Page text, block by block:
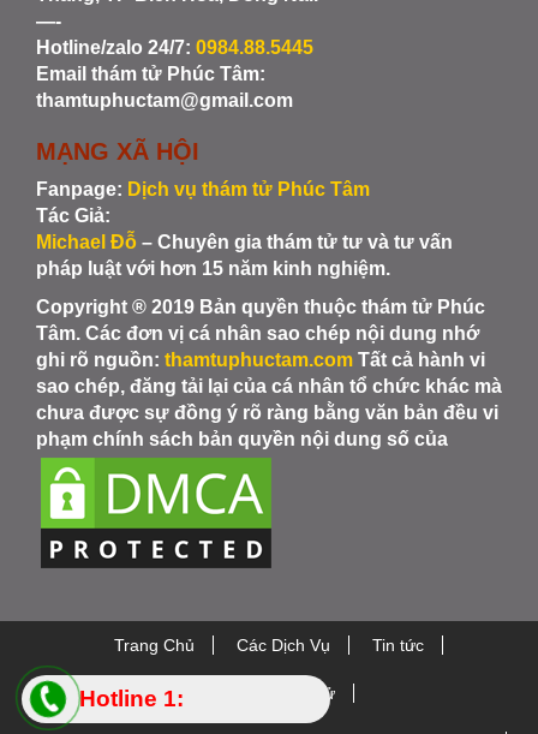
—-
Hotline/zalo 24/7: 0984.88.5445
Email thám tử Phúc Tâm:
thamtuphuctam@gmail.com
MẠNG XÃ HỘI
Fanpage: Dịch vụ thám tử Phúc Tâm
Tác Giả:
Michael Đỗ – Chuyên gia thám tử tư và tư vấn
pháp luật với hơn 15 năm kinh nghiệm.
Copyright ® 2019 Bản quyền thuộc thám tử Phúc
Tâm. Các đơn vị cá nhân sao chép nội dung nhớ
ghi rõ nguồn: thamtuphuctam.com Tất cả hành vi
sao chép, đăng tải lại của cá nhân tổ chức khác mà
chưa được sự đồng ý rõ ràng bằng văn bản đều vi
phạm chính sách bản quyền nội dung số của
Trang Chủ Các Dịch Vụ Tin tức
Thiết bị Thám Tử
Hotline 1: